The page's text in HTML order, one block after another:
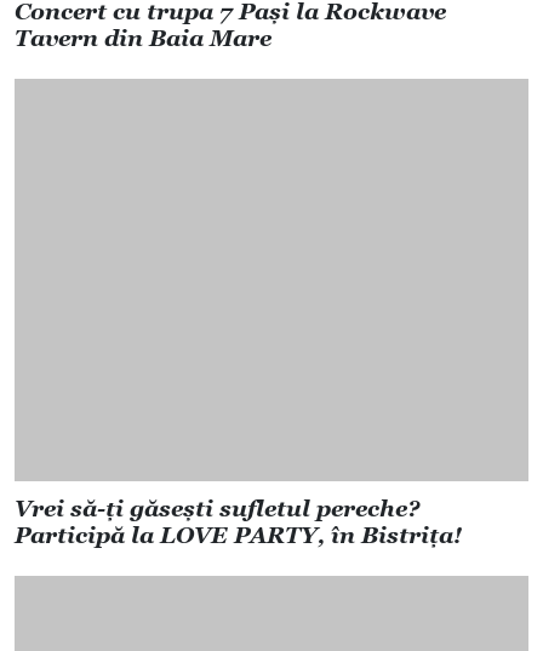
Concert cu trupa 7 Pași la Rockwave
Tavern din Baia Mare
Vrei să-ți găsești sufletul pereche?
Participă la LOVE PARTY, în Bistrița!